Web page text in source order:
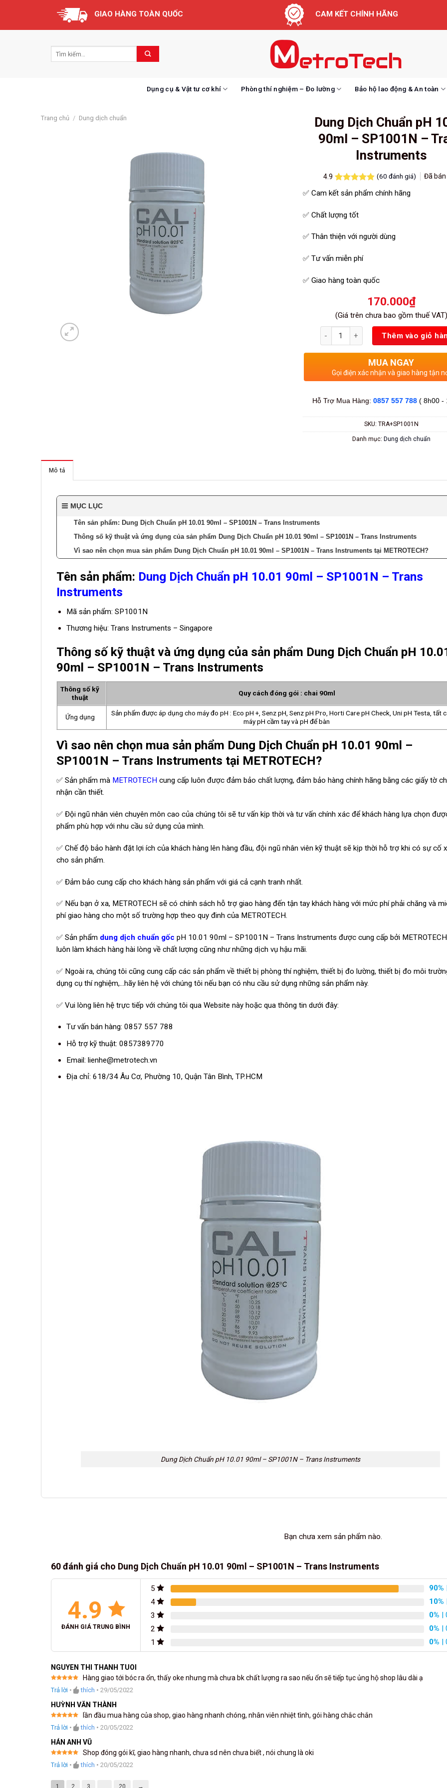
content
GIAO HÀNG TOÀN QUỐC CAM KẾT CHÍNH HÃNG
Dụng cụ & Vật tư cơ khí Phòng thí nghiệm – Đo lường Bảo hộ lao động & An toàn
Trang chủ / Dung dịch chuẩn
Dung Dịch Chuẩn pH
90ml – SP1001N –
Instruments
4.9
4.9
trên 5
dựa trên
60
(60 đánh giá) Đã
✅ Cam kết sản phẩm chính hãng
✅ Chất lượng tốt
✅ Thân thiện với người dùng
✅ Tư vấn miễn phí
✅ Giao hàng toàn quốc
170.000₫
(Giá trên chưa bao gồm thuế VAT)
Thêm vào giỏ
MUA NGAY
Gọi điện xác nhận và giao hàng tận
Hỗ Trợ Mua Hàng: 0857 557 788 ( 8h00 -
SKU: TRA+SP1001N
Danh mục: Dung dịch chuẩn
Mô tả
MỤC LỤC
Tên sản phẩm: Dung Dịch Chuẩn pH 10.01 90ml – SP1001N – Trans Instruments
Thông số kỹ thuật và ứng dụng của sản phẩm Dung Dịch Chuẩn pH 10.01 90ml – SP1001N – Trans Instruments
Vì sao nên chọn mua sản phẩm Dung Dịch Chuẩn pH 10.01 90ml – SP1001N – Trans Instruments tại METROTECH?
Tên sản phẩm: Dung Dịch Chuẩn pH 10.01 90ml – SP1001N – Trans
Instruments
Mã sản phẩm: SP1001N
Thương hiệu: Trans Instruments – Singapore
Thông số kỹ thuật và ứng dụng của sản phẩm Dung Dịch Chuẩn pH
90ml – SP1001N – Trans Instruments
Thông số kỹ
thuật
Quy cách đóng gói : chai 90ml
Ứng dụng
Sản phẩm được áp dụng cho máy đo pH : Eco pH +, Senz pH, Senz pH Pro, Horti Care pH Check, Uni pH Testa, tất
máy pH cầm tay và pH để bàn
Vì sao nên chọn mua sản phẩm Dung Dịch Chuẩn pH 10.01 90ml –
SP1001N – Trans Instruments tại METROTECH?
✅ Sản phẩm mà METROTECH cung cấp luôn được đảm bảo chất lượng, đảm bảo hàng chính hãng bằng các giấy tờ
nhận cần thiết.
✅ Đội ngũ nhân viên chuyên môn cao của chúng tôi sẽ tư vấn kịp thời và tư vấn chính xác để khách hàng lựa chọn
phẩm phù hợp với nhu cầu sử dụng của mình.
✅ Chế độ bảo hành đặt lợi ích của khách hàng lên hàng đầu, đội ngũ nhân viên kỹ thuật sẽ kịp thời hỗ trợ khi có sự cố
cho sản phẩm.
✅ Đảm bảo cung cấp cho khách hàng sản phẩm với giá cả cạnh tranh nhất.
✅ Nếu bạn ở xa, METROTECH sẽ có chính sách hỗ trợ giao hàng đến tận tay khách hàng với mức phí phải chăng và
phí giao hàng cho một số trường hợp theo quy đinh của METROTECH.
✅ Sản phẩm dung dịch chuẩn gốc pH 10.01 90ml – SP1001N – Trans Instruments được cung cấp bởi
luôn làm khách hàng hài lòng về chất lượng cũng như những dịch vụ hậu mãi.
✅ Ngoài ra, chúng tôi cũng cung cấp các sản phẩm về thiết bị phòng thí nghiệm, thiết bị đo lường, thiết bị đo môi
dụng cụ thí nghiệm,…hãy liên hệ với chúng tôi nếu bạn có nhu cầu sử dụng những sản phẩm này.
✅ Vui lòng liên hệ trực tiếp với chúng tôi qua Website này hoặc qua thông tin dưới đây:
Tư vấn bán hàng: 0857 557 788
Hỗ trợ kỹ thuật: 0857389770
Email: lienhe@metrotech.vn
Địa chỉ: 618/34 Âu Cơ, Phường 10, Quận Tân Bình, TP.HCM
Dung Dịch Chuẩn pH 10.01 90ml – SP1001N – Trans Instruments
Bạn chưa xem sản phẩm nào.
60 đánh giá cho Dung Dịch Chuẩn pH 10.01 90ml – SP1001N – Trans Instruments
4.9
ĐÁNH GIÁ TRUNG BÌNH
5 90%
4
10%
3
0% |
2
0% |
1
0% |
NGUYEN THI THANH TUOI
Được xếp
hạng5 5
Hàng giao tới bóc ra ổn, thấy oke nhưng mà chưa bk chất lượng ra sao nếu ổn sẽ tiếp tục ủng hộ shop lâu dài ạ
Trả lời • thích • 29/05/2022
HUỲNH VĂN THÀNH
Được xếp
hạng5 5
lần đầu mua hàng của shop, giao hàng nhanh chóng, nhân viên nhiệt tình, gói hàng chắc chắn
Trả lời • thích • 20/05/2022
HÁN ANH VŨ
Được xếp
hạng5 5
Shop đóng gói kĩ, giao hàng nhanh, chưa sd nên chưa biết , nói chung là oki
Trả lời • thích • 20/05/2022
1 2 3 20 →